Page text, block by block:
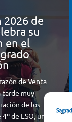
2026 de
su
en el
de Venta
tarde muy
de los
de ESO, un